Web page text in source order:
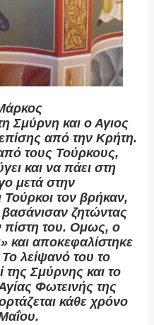
Σμύρνη και ο Αγιος
από την Κρήτη.
τους Τούρκους,
και να πάει στη
μετά στην
τον βρήκαν,
ζητώντας
πίστη του. Ομως, ο
και αποκεφαλίστηκε
λείψανό του το
της Σμύρνης και το
Φωτεινής της
κάθε χρόνο